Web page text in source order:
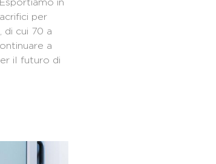
in
per
, di cui 70 a
a
il futuro di